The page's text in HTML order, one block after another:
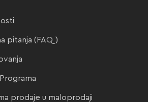
pitanja (FAQ)
prodaje u maloprodaji